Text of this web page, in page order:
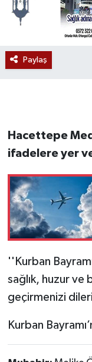
Paylaş
Hacettepe
ifadelere yer
''Kurban
sağlık, huzur
geçirmenizi
Kurban
BİLİM VE
DUNYA
Düzce
Ekonomi
Genel
Gökçebey
GÜNDEM
Kilimli